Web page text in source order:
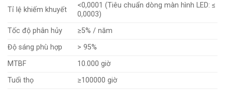
Tỉ lệ khiếm khuyết
<0,0001 (Tiêu chuẩn dòng màn hình LED: ≤
0,0003)
Tốc độ phân hủy
≥5% / năm
Độ sáng phù hợp
> 95%
MTBF
10.000 giờ
Tuổi thọ
≥100000 giờ